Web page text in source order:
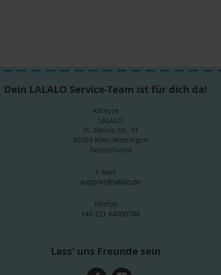
Dein LALALO Service-Team ist für dich da!
Adresse
LALALO
St.-Tönnis-Str. 71
50769 Köln, Worringen
Deutschland
E-Mail
support@lalalo.de
Telefon
+49 221 64000780
Lass' uns Freunde sein